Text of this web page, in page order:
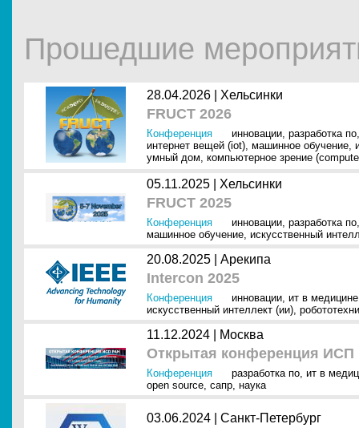
Прошедшие
28.04.2026 | Хельсинки
FRUCT 2026
Конференция инновации, разработка по
интернет вещей (iot), машинное обучение,
умный дом, компьютерное зрение
05.11.2025 | Хельсинки
FRUCT 2025
Конференция инновации, разработка по
машинное обучение, искусственный
20.08.2025 | Арекипа
Intercon 2025
Конференция инновации, ит в медицине
искусственный интеллект (ии),
11.12.2024 | Москва
Открытая конференция ИСП
Конференция разработка по, ит в
open source, сапр, наука
03.06.2024 | Санкт-Петербург